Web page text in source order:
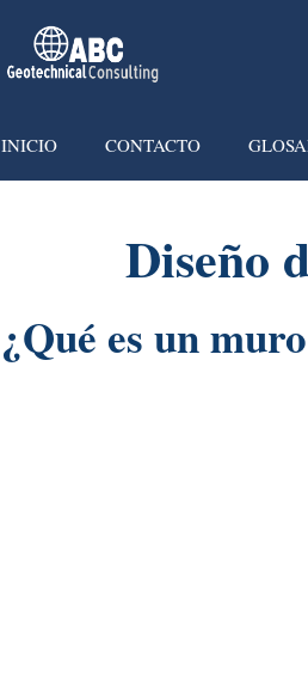
INICIO CONTACTO
Diseño
¿Qué es un